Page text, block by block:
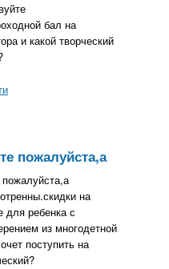
бал на
и какой творческий
пожалуйста,а
на
для ребенка с
из многодетной
поступить на